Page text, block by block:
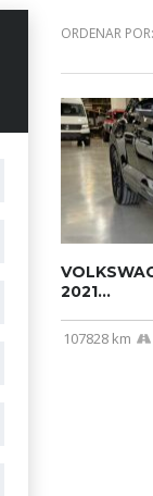
ORDENAR POR:
2021...
107828 km